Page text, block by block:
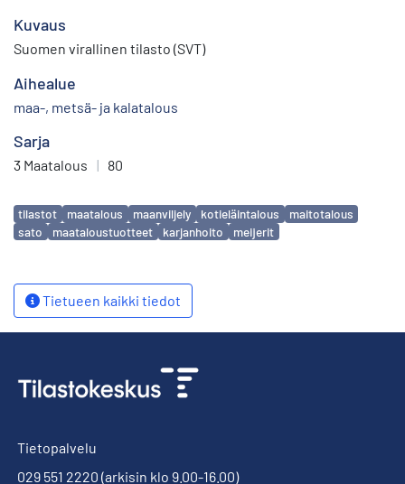
Kuvaus
Suomen virallinen tilasto (SVT)
Aihealue
maa-, metsä- ja kalatalous
Sarja
3 Maatalous | 80
Avainsanat
tilastot maatalous maanviljely kotieläintalous
maitotalous
sato
maataloustuotteet karjanhoito meijerit
Tietueen kaikki tiedot
Tietopalvelu
029 551 2220 (arkisin klo 9.00-16.00)